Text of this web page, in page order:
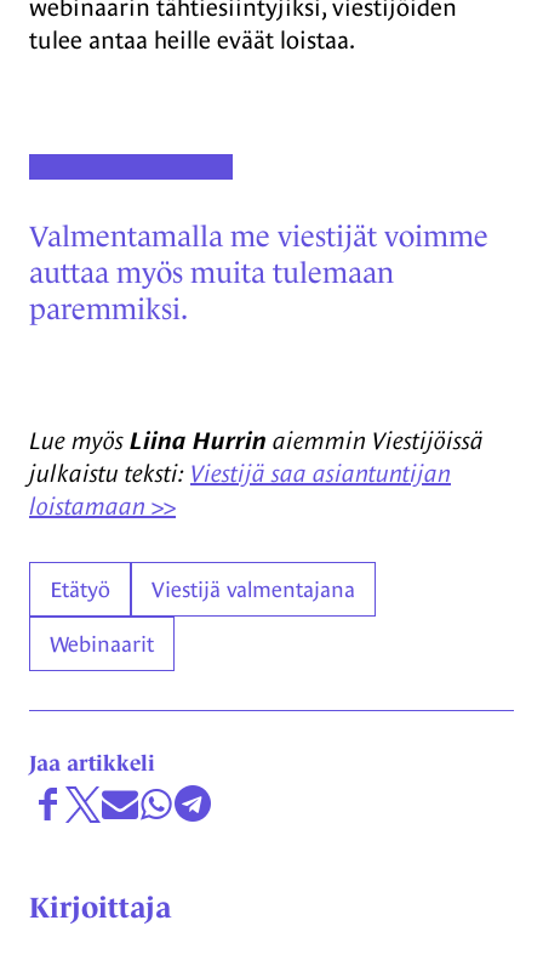
webinaarin tähtiesiintyjiksi, viestijöiden
tulee antaa heille eväät loistaa.
Valmentamalla me viestijät voimme
auttaa myös muita tulemaan
paremmiksi.
Lue myös Liina Hurrin aiemmin Viestijöissä
julkaistu teksti: Viestijä saa asiantuntijan
loistamaan >>
Asiasanat
Etätyö Viestijä valmentajana
Webinaarit
Jaa artikkeli
Jaa Facebookissa
Share on X
Jaa sähköpostitse
Jaa WhatsAppissa
Jaa Telegramissa
Kirjoittaja